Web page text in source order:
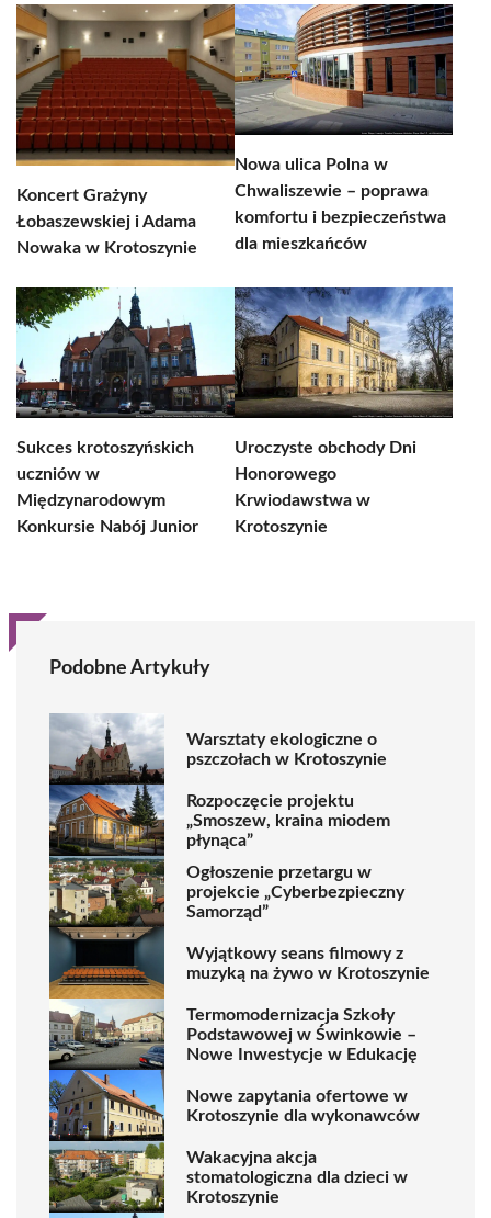
Koncert Grażyny
Łobaszewskiej i Adama
Nowaka w Krotoszynie
Nowa ulica Polna w
Chwaliszewie – poprawa
komfortu i bezpieczeństwa
dla mieszkańców
Sukces krotoszyńskich
uczniów w
Międzynarodowym
Konkursie Nabój Junior
Uroczyste obchody Dni
Honorowego
Krwiodawstwa w
Krotoszynie
Podobne Artykuły
Warsztaty ekologiczne o
pszczołach w Krotoszynie
Rozpoczęcie projektu
„Smoszew, kraina miodem
płynąca”
Ogłoszenie przetargu w
projekcie „Cyberbezpieczny
Samorząd”
Wyjątkowy seans filmowy z
muzyką na żywo w Krotoszynie
Termomodernizacja Szkoły
Podstawowej w Świnkowie –
Nowe Inwestycje w Edukację
Nowe zapytania ofertowe w
Krotoszynie dla wykonawców
Wakacyjna akcja
stomatologiczna dla dzieci w
Krotoszynie